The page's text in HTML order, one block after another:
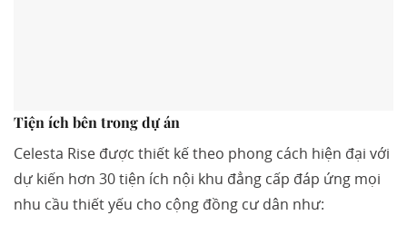
Tiện ích bên trong dự án
Celesta Rise được thiết kế theo phong cách hiện đại với
dự kiến hơn 30 tiện ích nội khu đẳng cấp đáp ứng mọi
nhu cầu thiết yếu cho cộng đồng cư dân như: